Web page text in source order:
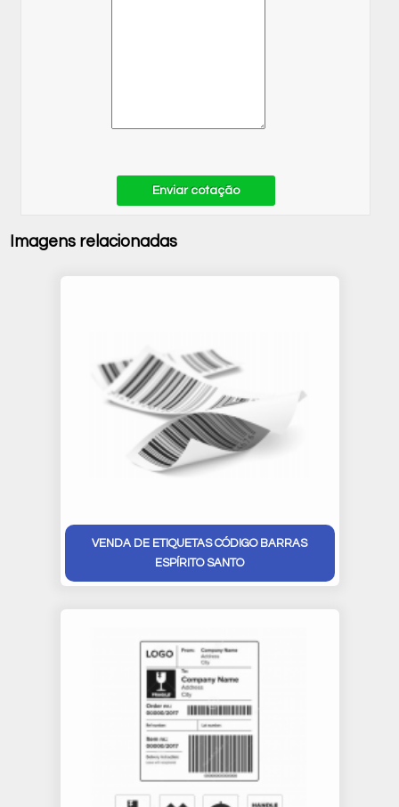
Enviar cotação
Imagens relacionadas
VENDA DE ETIQUETAS CÓDIGO BARRAS
ESPÍRITO SANTO